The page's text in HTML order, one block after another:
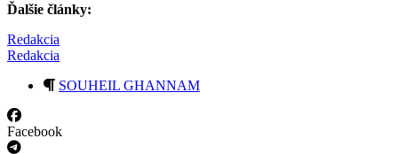
Ďalšie články:
Redakcia
Redakcia
SOUHEIL GHANNAM
Facebook